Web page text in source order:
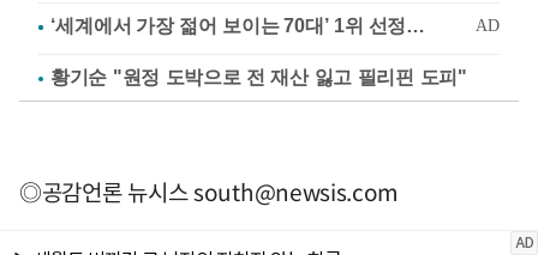
황기순 "원정 도박으로 전 재산 잃고 필리핀 도피"
◎공감언론 뉴시스south@newsis.com